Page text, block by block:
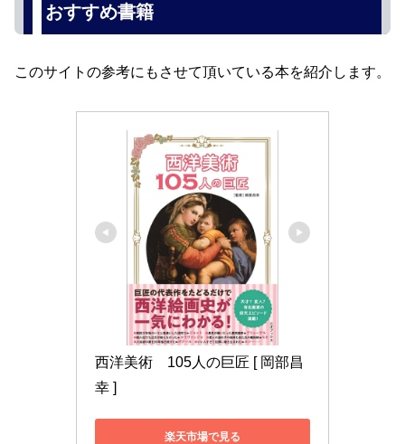
おすすめ書籍
このサイトの参考にもさせて頂いている本を紹介します。
西洋美術　105人の巨匠 [ 岡部昌
幸 ]
楽天市場で見る